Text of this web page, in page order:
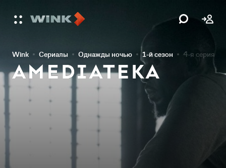
Wink Сериалы Однажды ночью 1-й сезон 4-я серия